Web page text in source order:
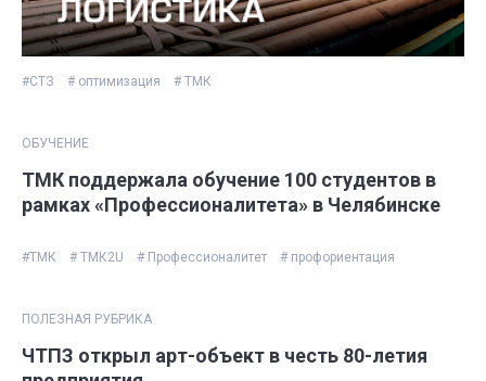
#СТЗ # оптимизация # ТМК
ОБУЧЕНИЕ
ТМК поддержала обучение 100 студентов в
рамках «Профессионалитета» в Челябинске
#ТМК # ТМК2U # Профессионалитет # профориентация
ПОЛЕЗНАЯ РУБРИКА
ЧТПЗ открыл арт-объект в честь 80-летия